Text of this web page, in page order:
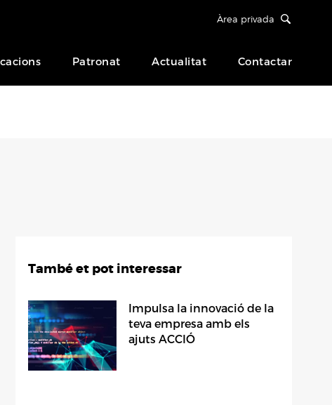
Àrea privada
Patronat Actualitat Contactar
També et pot interessar
Impulsa la innovació de la
teva empresa amb els
ajuts ACCIÓ